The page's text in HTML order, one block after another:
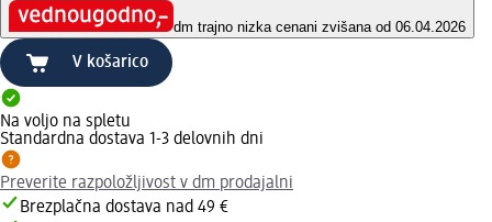
dm trajno nizka cenani zvišana od 06.04.2026
V košarico
Na voljo na spletu
Standardna dostava 1-3 delovnih dni
Preverite razpoložljivost v dm prodajalni
Brezplačna dostava nad 49 €